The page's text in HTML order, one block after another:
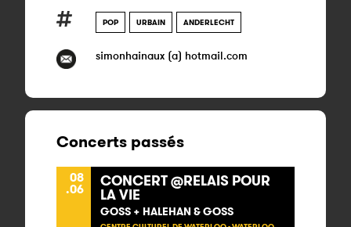
POP URBAIN ANDERLECHT
simonhainaux (a) hotmail.com
Concerts passés
08
.06 CONCERT @RELAIS POUR
LA VIE
GOSS + HALEHAN & GOSS